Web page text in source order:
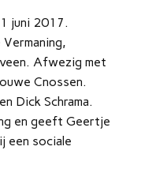
juni 2017.
Afwezig met
Cnossen.
Dick Schrama.
en geeft Geertje
een sociale